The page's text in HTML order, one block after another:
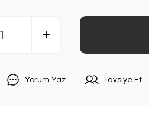
Yorum Yaz Tavsiye Et